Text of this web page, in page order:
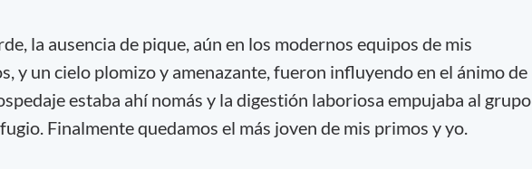
la ausencia de pique, aún en los modernos equipos de mis
y un cielo plomizo y amenazante, fueron influyendo en el ánimo de
estaba ahí nomás y la digestión laboriosa empujaba al grupo
Finalmente quedamos el más joven de mis primos y yo.